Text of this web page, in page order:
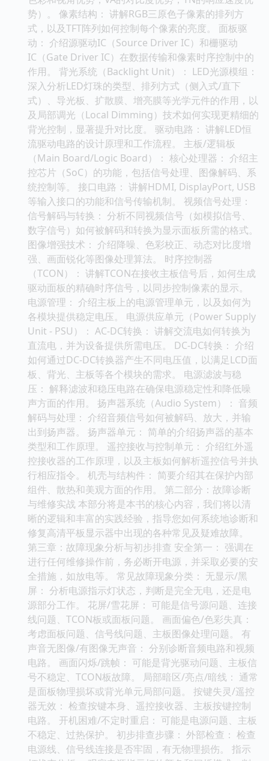
势）。 像素结构： 讲解RGB三原色子像素的排列方
式，以及TFT阵列如何控制每个像素的亮度。 面板驱
动： 介绍源驱动IC（Source Driver IC）和栅驱动
IC（Gate Driver IC）在数据传输和像素时序控制中的
作用。 背光系统（Backlight Unit）： LED光源模组：
深入分析LED灯珠的类型、排列方式（侧入式/直下
式）、导光板、扩散膜、增亮膜等光学元件的作用，以
及局部调光（Local Dimming）技术如何实现更精细的
背光控制，显著提升对比度。 驱动电路： 讲解LED恒
流驱动电路的设计原理和工作流程。 主板/逻辑板
（Main Board/Logic Board）： 核心处理器： 介绍主
控芯片（SoC）的功能，包括信号处理、图像解码、系
统控制等。 接口电路： 讲解HDMI, DisplayPort, USB
等输入接口的功能和信号传输机制。 视频信号处理：
信号解码与转换： 分析不同视频信号（如模拟信号、
数字信号）如何被解码和转换为显示面板所需的格式。
图像增强技术： 介绍降噪、色彩校正、动态对比度增
强、画面锐化等图像处理算法。 时序控制器
（TCON）： 讲解TCON在接收主板信号后，如何生成
驱动面板的精确时序信号，以同步控制像素的显示。
电源管理： 介绍主板上的电源管理单元，以及如何为
各模块提供稳定电压。 电源供应单元（Power Supply
Unit - PSU）： AC-DC转换： 讲解交流电如何转换为
直流电，并为设备提供所需电压。 DC-DC转换： 介绍
如何通过DC-DC转换器产生不同电压值，以满足LCD面
板、背光、主板等各个模块的需求。 电源滤波与稳
压： 解释滤波和稳压电路在确保电源稳定性和降低噪
声方面的作用。 扬声器系统（Audio System）： 音频
解码与处理： 介绍音频信号如何被解码、放大，并输
出到扬声器。 扬声器单元： 简单的介绍扬声器的基本
类型和工作原理。 遥控接收与控制单元： 介绍红外遥
控接收器的工作原理，以及主板如何解析遥控信号并执
行相应指令。 机壳与结构件： 简要介绍其在保护内部
组件、散热和美观方面的作用。 第二部分：故障诊断
与维修实战 本部分将是本书的核心内容，我们将以清
晰的逻辑和丰富的实践经验，指导您如何系统地诊断和
修复高清平板显示器中出现的各种常见及疑难故障。
第三章：故障现象分析与初步排查 安全第一： 强调在
进行任何维修操作前，务必断开电源，并采取必要的安
全措施，如放电等。 常见故障现象分类： 无显示/黑
屏： 分析电源指示灯状态，判断是完全无电，还是电
源部分工作。 花屏/雪花屏： 可能是信号源问题、连接
线问题、TCON板或面板问题。 画面偏色/色彩失真：
考虑面板问题、信号线问题、主板图像处理问题。 有
声音无图像/有图像无声音： 分别诊断音频电路和视频
电路。 画面闪烁/跳帧： 可能是背光驱动问题、主板信
号不稳定、TCON板故障。 局部暗区/亮点/暗线： 通常
是面板物理损坏或背光单元局部问题。 按键失灵/遥控
器无效： 检查按键本身、遥控接收器、主板按键控制
电路。 开机困难/不定时重启： 可能是电源问题、主板
不稳定、过热保护。 初步排查步骤： 外部检查： 检查
电源线、信号线连接是否牢固，有无物理损伤。 指示